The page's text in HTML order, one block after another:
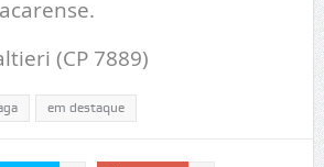
(CP 7889)
em destaque